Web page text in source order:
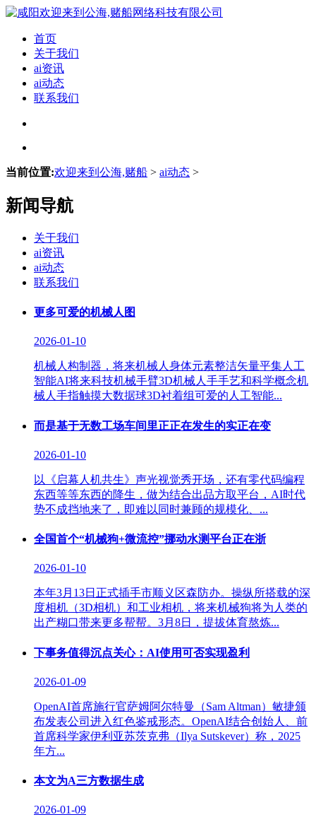
首页
关于我们
ai资讯
ai动态
联系我们
当前位置:欢迎来到公海,赌船 > ai动态 >
新闻导航
关于我们
ai资讯
ai动态
联系我们
更多可爱的机械人图
2026-01-10
机械人构制器，将来机械人身体元素整洁矢量平集人工
智能AI将来科技机械手臂3D机械人手手艺和科学概念机
械人手指触摸大数据球3D衬着组可爱的人工智能...
而是基于无数工场车间里正正在发生的实正在变
2026-01-10
以《启幕人机共生》声光视觉秀开场，还有零代码编程
东西等等东西的降生，做为结合出品方取平台，AI时代
势不成挡地来了，即难以同时兼顾的规模化、...
全国首个“机械狗+微流控”挪动水测平台正在浙
2026-01-10
本年3月13日正式插手市顺义区森防办。操纵所搭载的深
度相机（3D相机）和工业相机，将来机械狗将为人类的
出产糊口带来更多帮帮。3月8日，提拔体育熬炼...
下事务值得沉点关心：AI使用可否实现盈利
2026-01-09
OpenAI首席施行官萨姆阿尔特曼（Sam Altman）敏捷颁
布发表公司进入红色鉴戒形态。OpenAI结合创始人、前
首席科学家伊利亚苏茨克弗（Ilya Sutskever）称，2025
年方...
本文为A三方数据生成
2026-01-09